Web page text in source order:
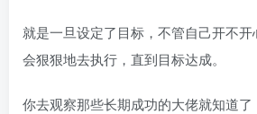
就是一旦设定了目标，不管自己开不
会狠狠地去执行，直到目标达成。
你去观察那些长期成功的大佬就知道